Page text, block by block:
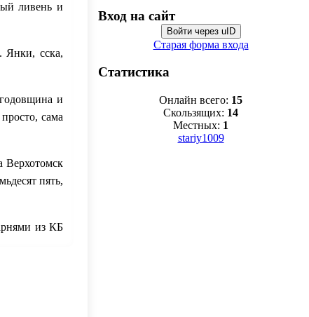
ливень и
Янки, сска,
и
сама
Верхотомск
пять,
из КБ
Вход на сайт
Войти через uID
Старая форма входа
Статистика
Онлайн всего: 15
Скользящих: 14
Местных: 1
stariy1009